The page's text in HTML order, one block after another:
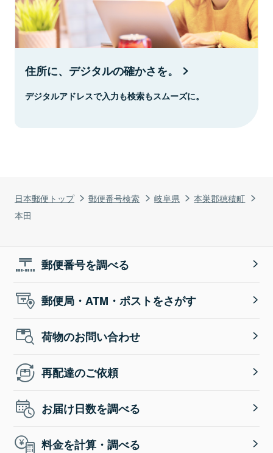
日本郵便トップ 郵便番号検索 岐阜県
本巣郡穂積町
本田
住所に、デジタルの確かさを。
デジタルアドレスで入力も検索もスムーズに。
郵便番号を調べる
郵便局・ATM・ポストをさがす
荷物のお問い合わせ
再配達のご依頼
お届け日数を調べる
料金を計算・調べる